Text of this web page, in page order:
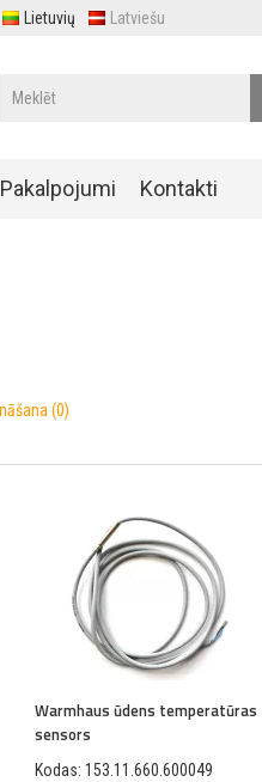
Lietuvių Latviešu
Pakalpojumi Kontakti
(0)
Warmhaus ūdens temperatūras
sensors
Kodas: 153.11.660.600049